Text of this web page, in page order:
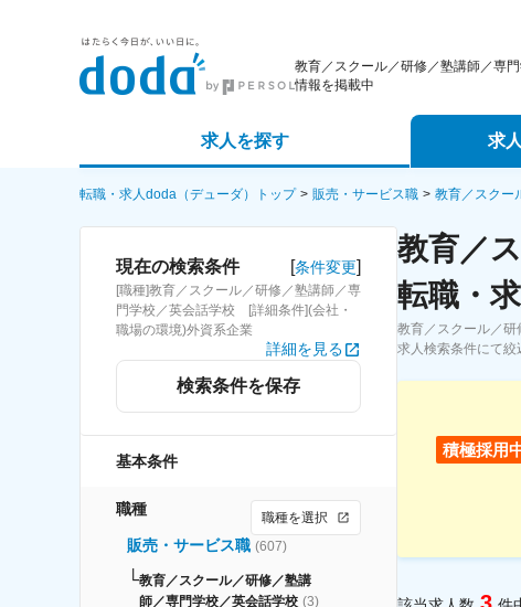
教育／スクール／研修／塾講師／専
情報を掲載中
求人を探す
詳細条件から探す
求人特集から探す
求
エージェン
スカウトサ
パートナー
転職・求人doda（デューダ）トップ 販売・サービス職 教育／スクー
現在の検索条件 [条件変更]
[職種]教育／スクール／研修／塾講師／専
門学校／英会話学校 [詳細条件](会社・
職場の環境)外資系企業
詳細を見る
検索条件を保存
基本条件
職種 職種を選択
販売・サービス職 (607)
教育／スクール／研修／塾講
師／専門学校／英会話学校 (3)
教育／
転職・
教育／スクール／
求人検索条件にて絞
積極採用